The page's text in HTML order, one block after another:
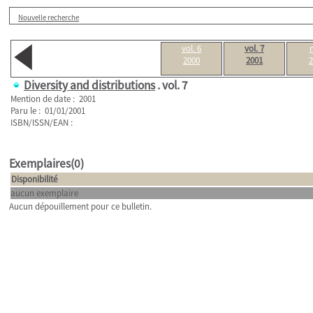
Nouvelle recherche
vol. 6
2000
vol. 7
2001
Diversity and distributions.vol. 7
Mention de date : 2001
Paru le : 01/01/2001
ISBN/ISSN/EAN :
Exemplaires(0)
Disponibilité
aucun exemplaire
Aucun dépouillement pour ce bulletin.